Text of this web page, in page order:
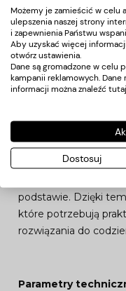
komponuje się z
stonowany design
zarówno do
biurowych.
gwarantuje
będzie służył przez
Łatwość
Fotel BX-5096 jest
podstawie. Dzięki
które potrzebują
rozwiązania do
Parametry
Możemy je zamieścić w celu
ulepszenia naszej strony
i zapewnienia Państwu
Aby uzyskać więcej
otwórz ustawienia.
Dane są gromadzone w celu
kampanii reklamowych.
informacji można znaleźć tutaj
Dostosuj